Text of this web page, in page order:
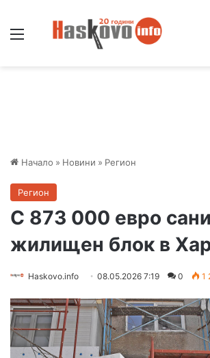
Начало » Новини » Регион
Регион
С 873 000 евро
жилищен блок в
Haskovo.info 08.05.2026 7:19 0 1